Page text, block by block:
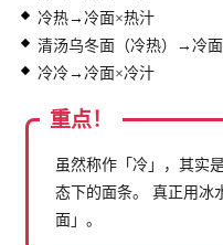
冷热→冷面×热汁
清汤乌冬面（冷热）→冷
冷冷→冷面×冷汁
重点！
虽然称作「冷」，其实
态下的面条。 真正用冰
面」。